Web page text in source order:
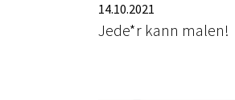
14.10.2021
Jede*r kann malen!